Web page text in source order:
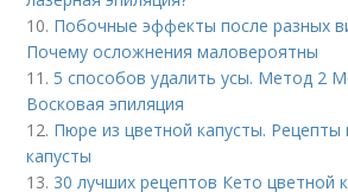
10. Побочные эффекты после разных
Почему осложнения маловероятны
11. 5 способов удалить усы. Метод 2
Восковая эпиляция
12. Пюре из цветной капусты. Рецепты
капусты
13. 30 лучших рецептов Кето цветной